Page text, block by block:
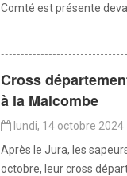
Comté est présente
Cross
à la Malcombe
lundi, 14 octobre 2024
Après le Jura, les
octobre, leur cross